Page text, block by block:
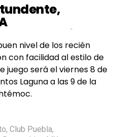
⚽
wnZp663OUn
July 2, 2022
nivel de los recién
con facilidad al estilo de
juego será el viernes 8 de
Laguna a las 9 de la
, Club Puebla,